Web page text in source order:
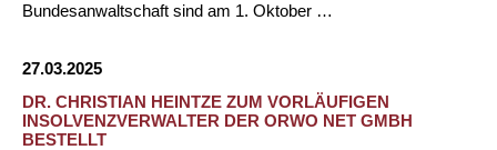
Bundesanwaltschaft sind am 1. Oktober …
27.03.2025
DR. CHRISTIAN HEINTZE ZUM VORLÄUFIGEN
INSOLVENZVERWALTER DER ORWO NET GMBH
BESTELLT